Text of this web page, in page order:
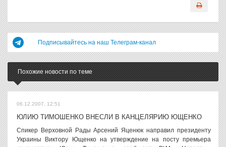
Подписывайтесь на наш Телеграм-канал
Похожие новости по теме
06.12.2007, 12:51
ЮЛИЮ ТИМОШЕНКО ВНЕСЛИ В КАНЦЕЛЯРИЮ ЮЩЕНКО
Спикер Верховной Рады Арсений Яценюк направил президенту
Украины Виктору Ющенко на утверждение на посту премьера